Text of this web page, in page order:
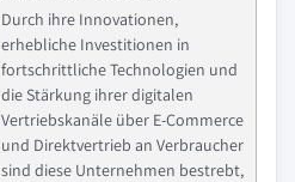
Durch ihre Innovationen,
erhebliche Investitionen in
fortschrittliche Technologien und
die Stärkung ihrer digitalen
Vertriebskanäle über E-Commerce
und Direktvertrieb an Verbraucher
sind diese Unternehmen bestrebt,